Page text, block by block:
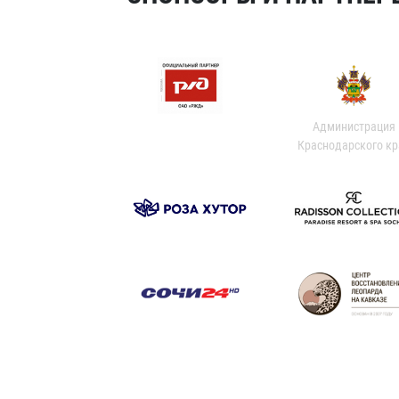
Администрация
Краснодарского